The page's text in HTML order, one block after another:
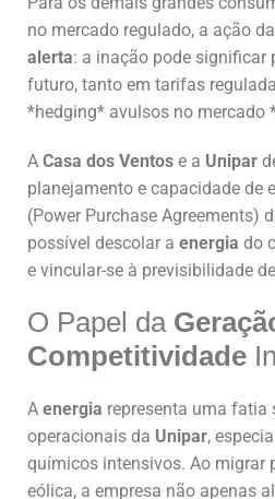
no mercado regulado, a ação da
alerta: a inação pode significar
futuro, tanto em tarifas
*hedging* avulsos no mercado
A Casa dos Ventos e a Unipar
planejamento e capacidade de
(Power Purchase Agreements)
possível descolar a energia do
e vincular-se à previsibilidade de
O Papel da
Competitividade
A energia representa uma
operacionais da Unipar,
químicos intensivos. Ao migrar
eólica, a empresa não apenas